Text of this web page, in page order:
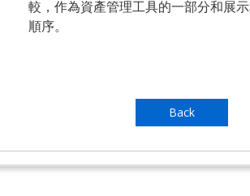
較，作為資產管理工具的一部分和展
順序。
Back